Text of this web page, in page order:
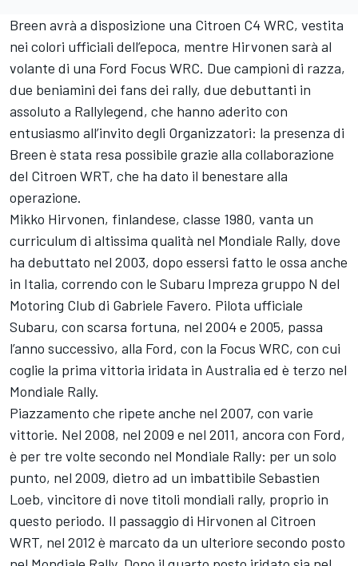
Breen avrà a disposizione una Citroen C4 WRC, vestita
nei colori ufficiali dell’epoca, mentre Hirvonen sarà al
volante di una Ford Focus WRC. Due campioni di razza,
due beniamini dei fans dei rally, due debuttanti in
assoluto a Rallylegend, che hanno aderito con
entusiasmo all’invito degli Organizzatori: la presenza di
Breen è stata resa possibile grazie alla collaborazione
del Citroen WRT, che ha dato il benestare alla
operazione.
Mikko Hirvonen, finlandese, classe 1980, vanta un
curriculum di altissima qualità nel Mondiale Rally, dove
ha debuttato nel 2003, dopo essersi fatto le ossa anche
in Italia, correndo con le Subaru Impreza gruppo N del
Motoring Club di Gabriele Favero. Pilota ufficiale
Subaru, con scarsa fortuna, nel 2004 e 2005, passa
l’anno successivo, alla Ford, con la Focus WRC, con cui
coglie la prima vittoria iridata in Australia ed è terzo nel
Mondiale Rally.
Piazzamento che ripete anche nel 2007, con varie
vittorie. Nel 2008, nel 2009 e nel 2011, ancora con Ford,
è per tre volte secondo nel Mondiale Rally: per un solo
punto, nel 2009, dietro ad un imbattibile Sebastien
Loeb, vincitore di nove titoli mondiali rally, proprio in
questo periodo. Il passaggio di Hirvonen al Citroen
WRT, nel 2012 è marcato da un ulteriore secondo posto